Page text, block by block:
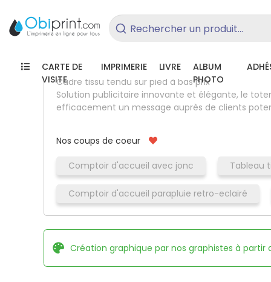
Rechercher un produit...
CARTE DE
VISITE
IMPRIMERIE LIVRE
ALBUM
PHOTO
/ Totem tissu tendu
Cadre tissu tendu pas cher
Cadre tissu tendu sur pied à bas prix
Solution publicitaire innovante et élégante, le
efficacement un message auprès de clients
Nos coups de coeur
Comptoir d'accueil avec jonc Tableau
Comptoir d'accueil parapluie retro-eclairé
Création graphique par nos graphistes à partir